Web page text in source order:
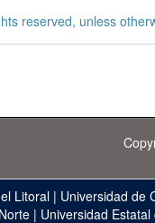
reserved, unless
Litoral | Universidad de
| Universidad